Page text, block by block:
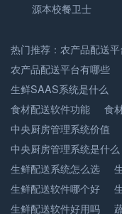
源本校餐卫士
热门推荐： 农产品配送
农产品配送平台有哪些
生鲜SAAS系统是什么
食材配送软件功能
食
中央厨房管理系统价值
中央厨房管理系统是什么
生鲜配送系统怎么选
生鲜配送软件哪个好
生鲜配送软件好用吗